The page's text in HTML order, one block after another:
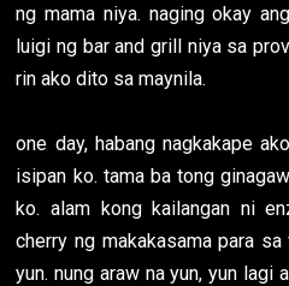
ng mama niya. naging okay
luigi ng bar and grill niya sa
rin ako dito sa maynila.
one day, habang nagkakape
isipan ko. tama ba tong
ko. alam kong kailangan ni
cherry ng makakasama para
yun. nung araw na yun, yun lagi